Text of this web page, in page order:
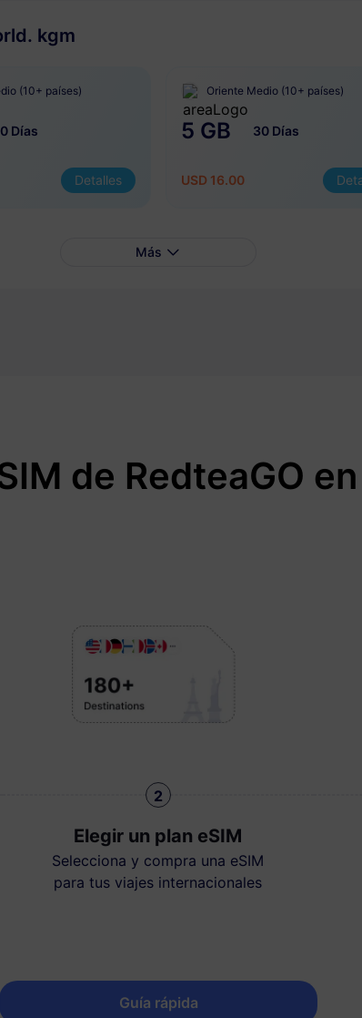
kgm
(10+ países)
Días
Detalles
Oriente Medio (10+ países)
5 GB 30 Días
USD 16.00
Más
de RedteaGO
2
Elegir un plan eSIM
Selecciona y compra una eSIM
para tus viajes internacionales
Guía rápida